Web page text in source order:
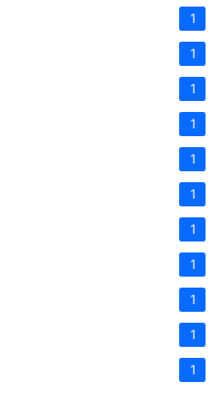
1
1
1
1
1
1
1
1
1
1
1